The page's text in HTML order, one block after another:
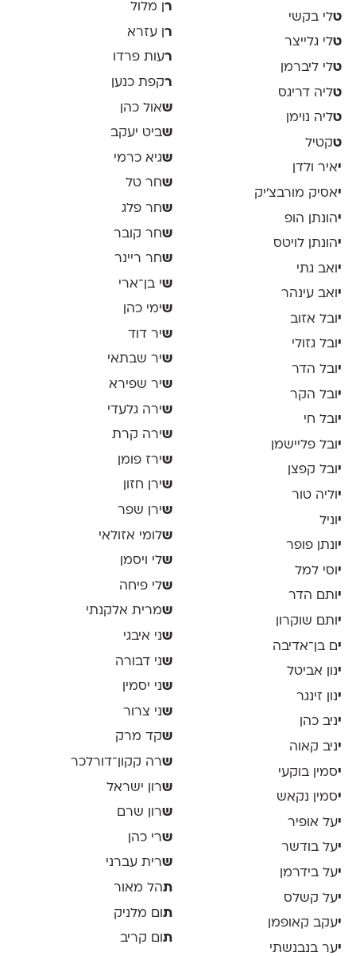
טלי בקשי
טלי גלייצר
טלי ליברמן
טליה דריגס
טליה נוימן
טקטיל
יאיר ולדן
יאסיק מורבצ'יק
יהונתן הופ
יהונתן לויטס
י ואב גתי
יואב עינהר
י ובל אזוב
יובל גזולי
י ובל הדר
י ובל הקר
יובל חי
י ובל פליישמן
יובל קפצן
י וליה טור
י וניל
יונתן פופר
י וסי למל
יותם הדר
י ותם שוקרון
ים בן־אדיבה
ינון אביטל
ינון זינגר
יניב כהן
יניב קאוה
יסמין בוקעי
יסמין נקאש
יעל אופיר
יעל בודשר
יעל בידרמן
יעל קשלס
יעקב קאופמן
יער בנבנשתי
ר ן מלול
ר ן עזרא
רעות פרדו
רקפת כנען
שאול כהן
שביט יעקב
שגיא כרמי
שחר טל
שחר פלג
שחר קובר
שחר ריינר
שי בן־ארי
שימי כהן
שיר דוד
שיר שבתאי
שיר שפירא
שירה גלעדי
שירה קרת
שירז פומן
שירן חזון
שירן שפר
שלומי אזולאי
שלי ויסמן
שלי פיחה
שמרית אלקנתי
שני איבגי
שני דבורה
שני יסמין
שני צרור
שקד מרק
שרה קקון־דורלכר
שרון ישראל
שרון שרם
שרי כהן
שרית עברני
תהל מאור
תום מלניק
ת ום קריב